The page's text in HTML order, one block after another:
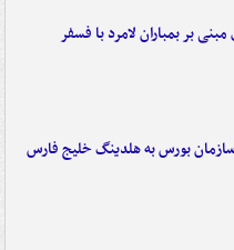
بر بمباران لامرد با فسفر